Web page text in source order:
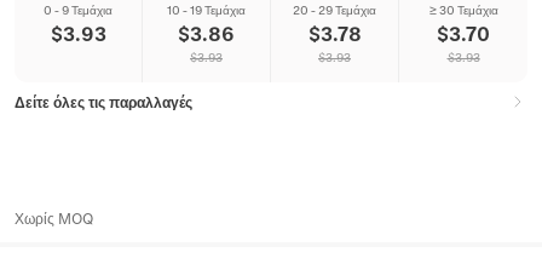
0 - 9 Τεμάχια
$3.93
10 - 19 Τεμάχια
$3.86
$3.93
20 - 29 Τεμάχια
$3.78
$3.93
≥ 30 Τεμάχια
$3.70
$3.93
Δείτε όλες τις παραλλαγές
Χωρίς MOQ